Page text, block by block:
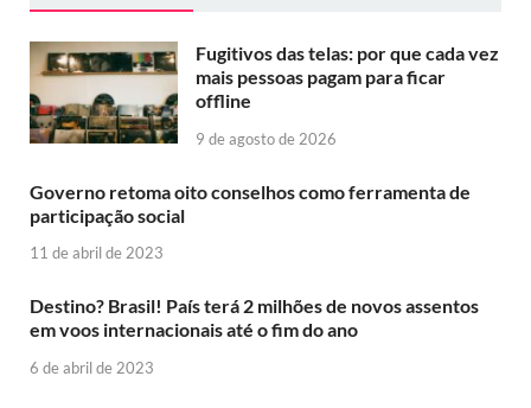
Fugitivos das telas: por que cada vez
mais pessoas pagam para ficar
offline
9 de agosto de 2026
Governo retoma oito conselhos como ferramenta de
participação social
11 de abril de 2023
Destino? Brasil! País terá 2 milhões de novos assentos
em voos internacionais até o fim do ano
6 de abril de 2023